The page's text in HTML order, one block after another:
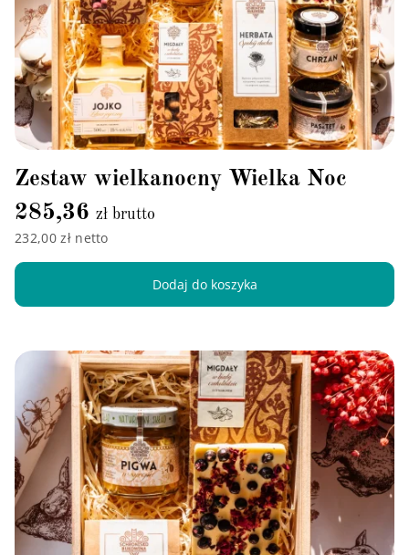
Zestaw wielkanocny Wielka Noc
285,36 zł brutto
232,00 zł netto
Dodaj do koszyka